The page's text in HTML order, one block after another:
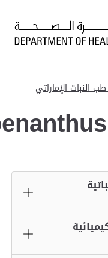
النبات الإماراتي